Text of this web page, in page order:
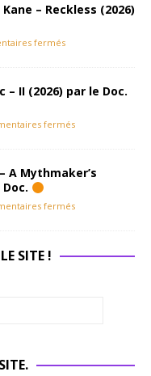
– Reckless (2026)
fermés
– II (2026) par le Doc.
fermés
A Mythmaker’s
fermés
SITE !